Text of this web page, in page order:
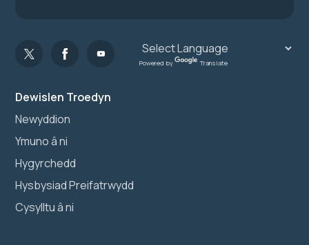
Dewislen Troedyn
Newyddion
Ymuno â ni
Hygyrchedd
Hysbysiad Preifatrwydd
Cysylltu â ni
Powered by Translate